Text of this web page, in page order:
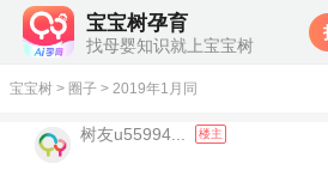
宝宝树孕育
找母婴知识就上宝宝树
宝宝树 > 圈子 > 2019年1月同
树友u55994... 楼主